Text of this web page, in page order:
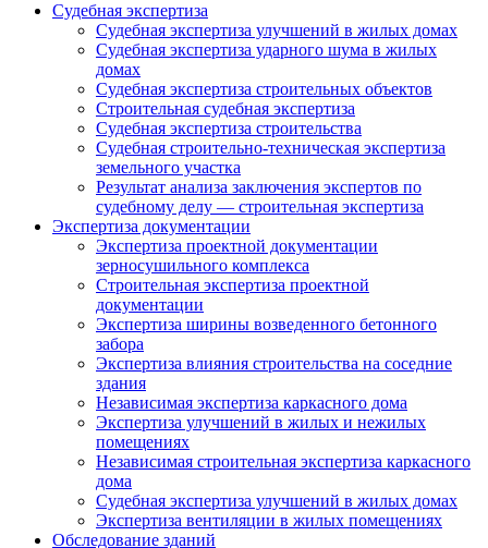
Судебная экспертиза
Судебная экспертиза улучшений в жилых домах
Судебная экспертиза ударного шума в жилых
домах
Судебная экспертиза строительных объектов
Строительная судебная экспертиза
Судебная экспертиза строительства
Судебная строительно-техническая экспертиза
земельного участка
Результат анализа заключения экспертов по
судебному делу — строительная экспертиза
Экспертиза документации
Экспертиза проектной документации
зерносушильного комплекса
Строительная экспертиза проектной
документации
Экспертиза ширины возведенного бетонного
забора
Экспертиза влияния строительства на соседние
здания
Независимая экспертиза каркасного дома
Экспертиза улучшений в жилых и нежилых
помещениях
Независимая строительная экспертиза каркасного
дома
Судебная экспертиза улучшений в жилых домах
Экспертиза вентиляции в жилых помещениях
Обследование зданий